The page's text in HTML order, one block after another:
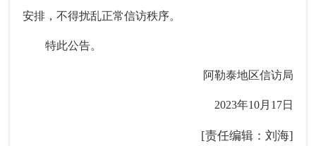
安排，不得扰乱正常信访秩序。
特此公告。
阿勒泰地区信访局
2023年10月17日
[责任编辑：刘海]